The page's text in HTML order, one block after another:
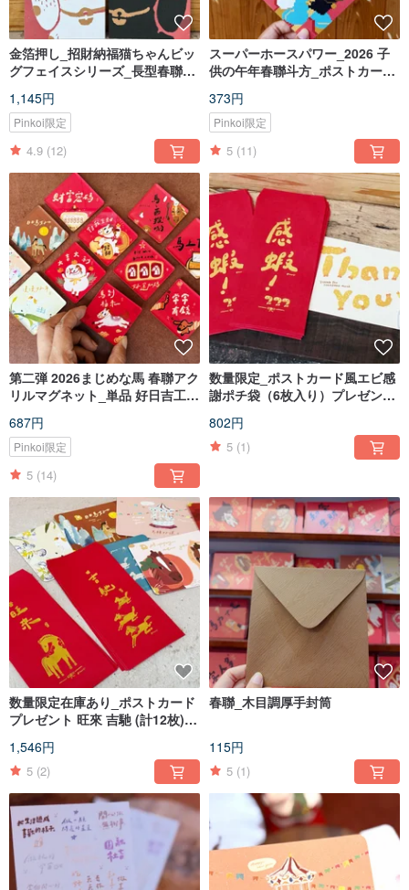
金箔押し_招財納福猫ちゃんビッ
グフェイスシリーズ_長型春聯
1,145円
Pinkoi限定
4.9 (12)
スーパーホースパワー_2026 子
供の午年春聯斗方_ポストカード
373円
Pinkoi限定
5 (11)
第二弾 2026まじめな馬 春聯アク
リルマグネット_単品 好日吉工作
687円
Pinkoi限定
5 (14)
数量限定_ポストカード風エビ感
謝ポチ袋（6枚入り）プレゼント
802円
5 (1)
数量限定在庫あり_ポストカード
プレゼント 旺來 吉馳 (計12枚) /
1,546円
5 (2)
春聯_木目調厚手封筒
115円
5 (1)